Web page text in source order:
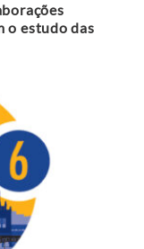
o estudo das